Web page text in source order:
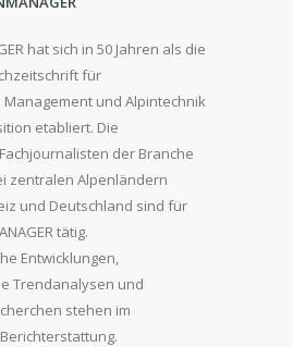
hat sich in 50 Jahren als die
für
und Alpintechnik
etabliert. Die
der Branche
zentralen Alpenländern
und Deutschland sind für
tätig.
Entwicklungen,
Trendanalysen und
stehen im